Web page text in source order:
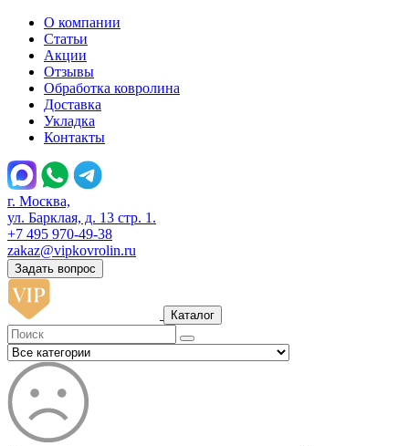
О компании
Статьи
Акции
Отзывы
Обработка ковролина
Доставка
Укладка
Контакты
г. Москва,
ул. Барклая, д. 13 стр. 1.
+7 495 970-49-38
zakaz@vipkovrolin.ru
Задать вопрос
Каталог